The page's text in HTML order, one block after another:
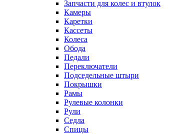
Запчасти для колес и втулок
Камеры
Каретки
Кассеты
Колеса
Обода
Педали
Переключатели
Подседельные штыри
Покрышки
Рамы
Рулевые колонки
Рули
Седла
Спицы